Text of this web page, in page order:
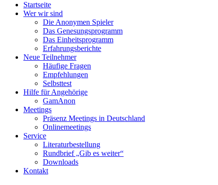
Startseite
Wer wir sind
Die Anonymen Spieler
Das Genesungsprogramm
Das Einheitsprogramm
Erfahrungsberichte
Neue Teilnehmer
Häufige Fragen
Empfehlungen
Selbsttest
Hilfe für Angehörige
GamAnon
Meetings
Präsenz Meetings in Deutschland
Onlinemeetings
Service
Literaturbestellung
Rundbrief „Gib es weiter“
Downloads
Kontakt